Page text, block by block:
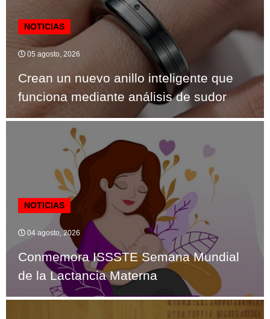
NOTICIAS
05 agosto, 2026
Crean un nuevo anillo inteligente que
funciona mediante análisis de sudor
NOTICIAS
04 agosto, 2026
Conmemora ISSSTE Semana Mundial
de la Lactancia Materna